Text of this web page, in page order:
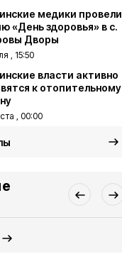
медики провели
«День здоровья» в с.
Дворы
, 15:50
власти активно
к отопительному
, 00:00